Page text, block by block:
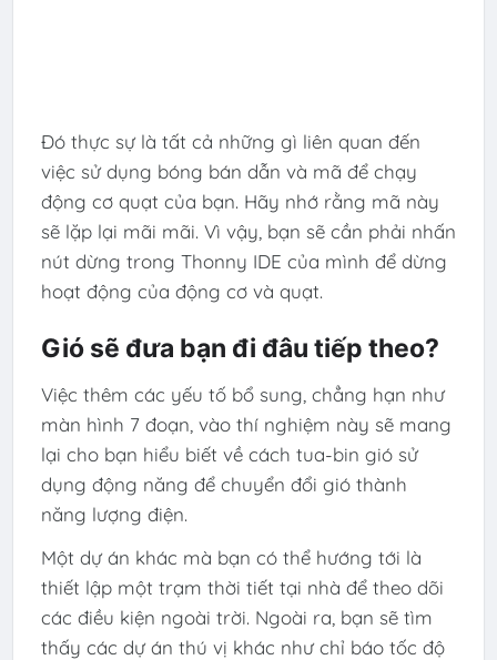
Đó thực sự là tất cả những gì liên quan đến
việc sử dụng bóng bán dẫn và mã để chạy
động cơ quạt của bạn. Hãy nhớ rằng mã này
sẽ lặp lại mãi mãi. Vì vậy, bạn sẽ cần phải nhấn
nút dừng trong Thonny IDE của mình để dừng
hoạt động của động cơ và quạt.
Gió sẽ đưa bạn đi đâu tiếp theo?
Việc thêm các yếu tố bổ sung, chẳng hạn như
màn hình 7 đoạn, vào thí nghiệm này sẽ mang
lại cho bạn hiểu biết về cách tua-bin gió sử
dụng động năng để chuyển đổi gió thành
năng lượng điện.
Một dự án khác mà bạn có thể hướng tới là
thiết lập một trạm thời tiết tại nhà để theo dõi
các điều kiện ngoài trời. Ngoài ra, bạn sẽ tìm
thấy các dự án thú vị khác như chỉ báo tốc độ